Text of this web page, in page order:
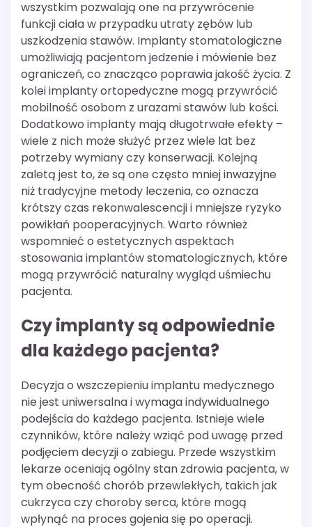
wszystkim pozwalają one na przywrócenie
funkcji ciała w przypadku utraty zębów lub
uszkodzenia stawów. Implanty stomatologiczne
umożliwiają pacjentom jedzenie i mówienie bez
ograniczeń, co znacząco poprawia jakość życia. Z
kolei implanty ortopedyczne mogą przywrócić
mobilność osobom z urazami stawów lub kości.
Dodatkowo implanty mają długotrwałe efekty –
wiele z nich może służyć przez wiele lat bez
potrzeby wymiany czy konserwacji. Kolejną
zaletą jest to, że są one często mniej inwazyjne
niż tradycyjne metody leczenia, co oznacza
krótszy czas rekonwalescencji i mniejsze ryzyko
powikłań pooperacyjnych. Warto również
wspomnieć o estetycznych aspektach
stosowania implantów stomatologicznych, które
mogą przywrócić naturalny wygląd uśmiechu
pacjenta.
Czy implanty są odpowiednie
dla każdego pacjenta?
Decyzja o wszczepieniu implantu medycznego
nie jest uniwersalna i wymaga indywidualnego
podejścia do każdego pacjenta. Istnieje wiele
czynników, które należy wziąć pod uwagę przed
podjęciem decyzji o zabiegu. Przede wszystkim
lekarze oceniają ogólny stan zdrowia pacjenta, w
tym obecność chorób przewlekłych, takich jak
cukrzyca czy choroby serca, które mogą
wpłynąć na proces gojenia się po operacji.